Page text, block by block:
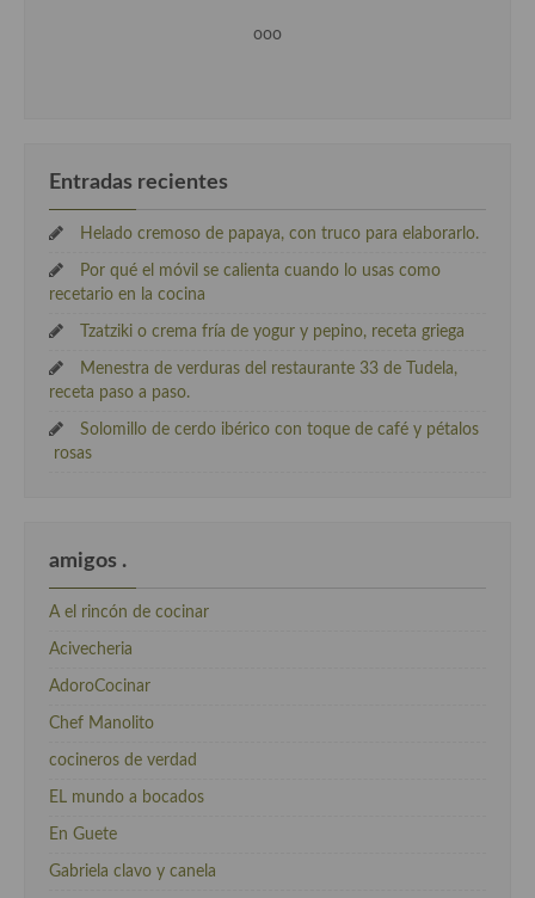
ooo
Entradas recientes
Helado cremoso de papaya, con truco para elaborarlo.
Por qué el móvil se calienta cuando lo usas como
recetario en la cocina
Tzatziki o crema fría de yogur y pepino, receta griega
Menestra de verduras del restaurante 33 de Tudela,
receta paso a paso.
Solomillo de cerdo ibérico con toque de café y pétalos
rosas
amigos .
A el rincón de cocinar
Acivecheria
AdoroCocinar
Chef Manolito
cocineros de verdad
EL mundo a bocados
En Guete
Gabriela clavo y canela